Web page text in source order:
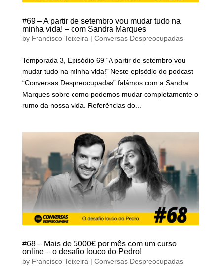
#69 – A partir de setembro vou mudar tudo na
minha vida! – com Sandra Marques
by Francisco Teixeira| Conversas Despreocupadas
Temporada 3, Episódio 69 “A partir de setembro vou
mudar tudo na minha vida!” Neste episódio do podcast
“Conversas Despreocupadas” falámos com a Sandra
Marques sobre como podemos mudar completamente o
rumo da nossa vida. Referências do...
#68 – Mais de 5000€ por mês com um curso
online – o desafio louco do Pedro!
by Francisco Teixeira | Conversas Despreocupadas